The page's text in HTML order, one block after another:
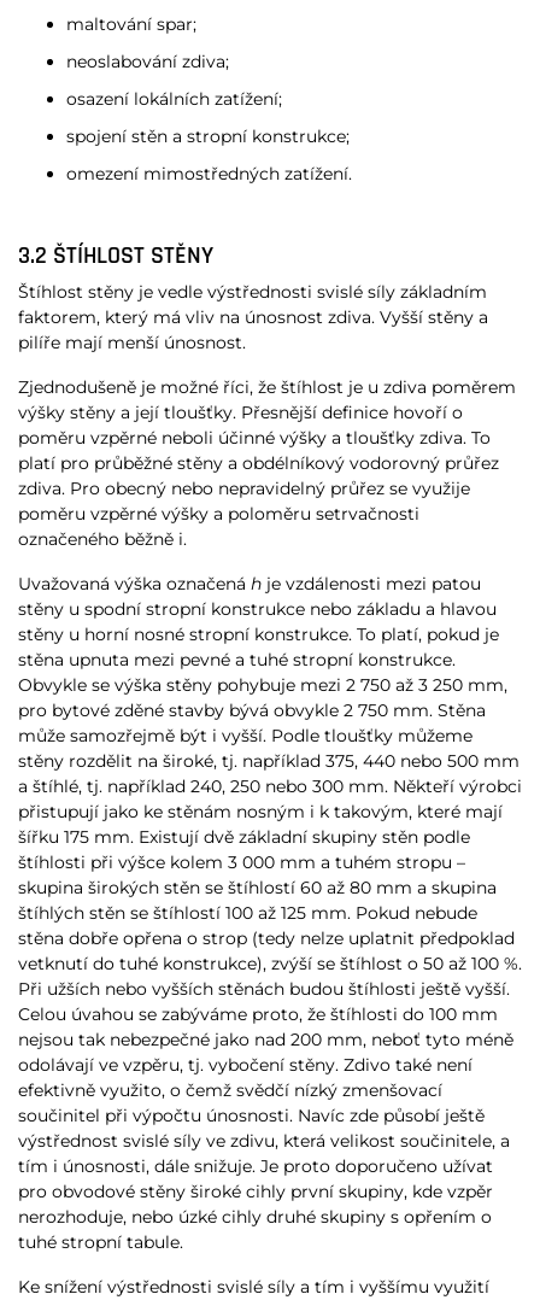
maltování spar;
neoslabování zdiva;
osazení lokálních zatížení;
spojení stěn a stropní konstrukce;
omezení mimostředných zatížení.
3.2 ŠTÍHLOST STĚNY
Štíhlost stěny je vedle výstřednosti svislé síly základním
faktorem, který má vliv na únosnost zdiva. Vyšší stěny a
pilíře mají menší únosnost.
Zjednodušeně je možné říci, že štíhlost je u zdiva poměrem
výšky stěny a její tloušťky. Přesnější definice hovoří o
poměru vzpěrné neboli účinné výšky a tloušťky zdiva. To
platí pro průběžné stěny a obdélníkový vodorovný průřez
zdiva. Pro obecný nebo nepravidelný průřez se využije
poměru vzpěrné výšky a poloměru setrvačnosti
označeného běžně i.
Uvažovaná výška označená h je vzdálenosti mezi patou
stěny u spodní stropní konstrukce nebo základu a hlavou
stěny u horní nosné stropní konstrukce. To platí, pokud je
stěna upnuta mezi pevné a tuhé stropní konstrukce.
Obvykle se výška stěny pohybuje mezi 2 750 až 3 250 mm,
pro bytové zděné stavby bývá obvykle 2 750 mm. Stěna
může samozřejmě být i vyšší. Podle tloušťky můžeme
stěny rozdělit na široké, tj. například 375, 440 nebo 500 mm
a štíhlé, tj. například 240, 250 nebo 300 mm. Někteří výrobci
přistupují jako ke stěnám nosným i k takovým, které mají
šířku 175 mm. Existují dvě základní skupiny stěn podle
štíhlosti při výšce kolem 3 000 mm a tuhém stropu –
skupina širokých stěn se štíhlostí 60 až 80 mm a skupina
štíhlých stěn se štíhlostí 100 až 125 mm. Pokud nebude
stěna dobře opřena o strop (tedy nelze uplatnit předpoklad
vetknutí do tuhé konstrukce), zvýší se štíhlost o 50 až 100 %.
Při užších nebo vyšších stěnách budou štíhlosti ještě vyšší.
Celou úvahou se zabýváme proto, že štíhlosti do 100 mm
nejsou tak nebezpečné jako nad 200 mm, neboť tyto méně
odolávají ve vzpěru, tj. vybočení stěny. Zdivo také není
efektivně využito, o čemž svědčí nízký zmenšovací
součinitel při výpočtu únosnosti. Navíc zde působí ještě
výstřednost svislé síly ve zdivu, která velikost součinitele, a
tím i únosnosti, dále snižuje. Je proto doporučeno užívat
pro obvodové stěny široké cihly první skupiny, kde vzpěr
nerozhoduje, nebo úzké cihly druhé skupiny s opřením o
tuhé stropní tabule.
Ke snížení výstřednosti svislé síly a tím i vyššímu využití